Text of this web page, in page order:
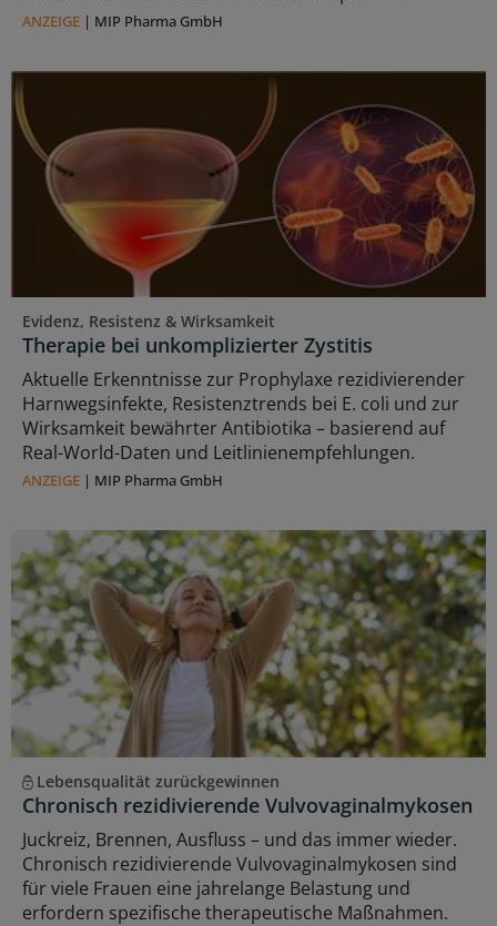
ANZEIGE | MIP Pharma GmbH
Evidenz, Resistenz & Wirksamkeit
Therapie bei unkomplizierter Zystitis
Aktuelle Erkenntnisse zur Prophylaxe rezidivierender
Harnwegsinfekte, Resistenztrends bei E. coli und zur
Wirksamkeit bewährter Antibiotika – basierend auf
Real-World-Daten und Leitlinienempfehlungen.
ANZEIGE | MIP Pharma GmbH
Lebensqualität zurückgewinnen
Chronisch rezidivierende Vulvovaginalmykosen
Juckreiz, Brennen, Ausfluss – und das immer wieder.
Chronisch rezidivierende Vulvovaginalmykosen sind
für viele Frauen eine jahrelange Belastung und
erfordern spezifische therapeutische Maßnahmen.